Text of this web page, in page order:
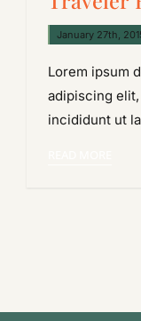
January 27th,
Lorem ipsum
adipiscing
incididunt ut